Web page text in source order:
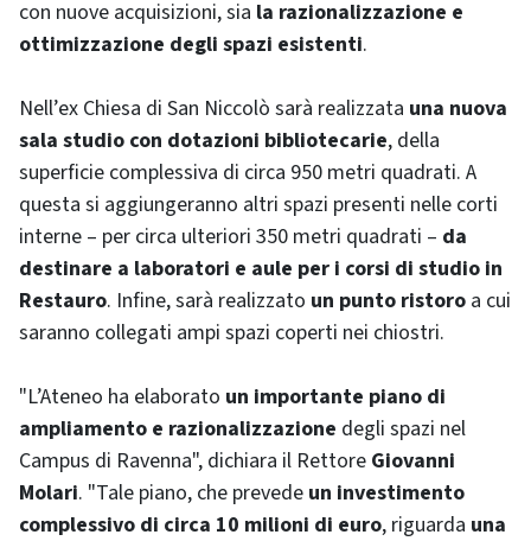
con nuove acquisizioni, sia la razionalizzazione e
ottimizzazione degli spazi esistenti.
Nell’ex Chiesa di San Niccolò sarà realizzata una nuova
sala studio con dotazioni bibliotecarie, della
superficie complessiva di circa 950 metri quadrati. A
questa si aggiungeranno altri spazi presenti nelle corti
interne – per circa ulteriori 350 metri quadrati – da
destinare a laboratori e aule per i corsi di studio in
Restauro. Infine, sarà realizzato un punto ristoro a cui
saranno collegati ampi spazi coperti nei chiostri.
"L’Ateneo ha elaborato un importante piano di
ampliamento e razionalizzazione degli spazi nel
Campus di Ravenna", dichiara il Rettore Giovanni
Molari. "Tale piano, che prevede un investimento
complessivo di circa 10 milioni di euro, riguarda una